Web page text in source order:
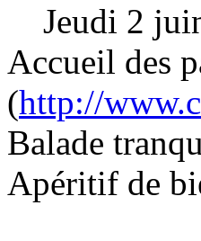
Jeudi 2
Accueil des
(http://
Balade
Apéritif de